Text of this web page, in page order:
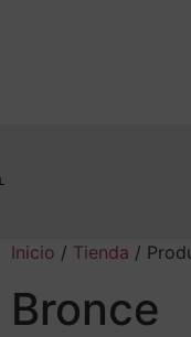
Inicio / Tienda /
Bronce